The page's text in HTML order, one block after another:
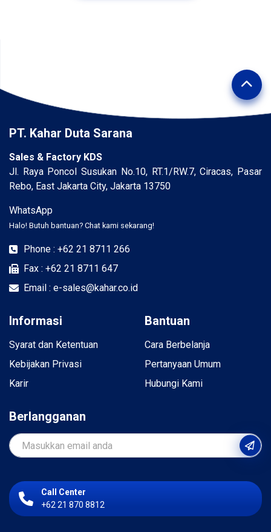
PT. Kahar Duta Sarana
Sales & Factory KDS
Jl. Raya Poncol Susukan No.10, RT.1/RW.7, Ciracas, Pasar
Rebo, East Jakarta City, Jakarta 13750
WhatsApp
Halo! Butuh bantuan? Chat kami sekarang!
Phone : +62 21 8711 266
Fax : +62 21 8711 647
Email : e-sales@kahar.co.id
Informasi
Syarat dan Ketentuan
Kebijakan Privasi
Karir
Bantuan
Cara Berbelanja
Pertanyaan Umum
Hubungi Kami
Berlangganan
Call Center
+62 21 870 8812